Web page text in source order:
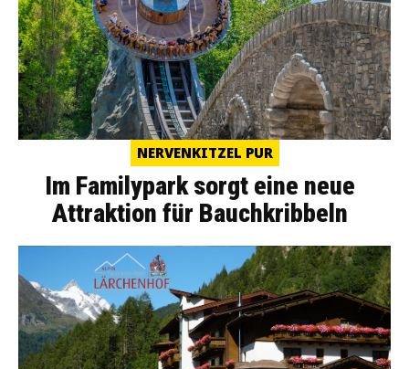
NERVENKITZEL PUR
Im Familypark sorgt eine neue
Attraktion für Bauchkribbeln